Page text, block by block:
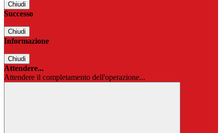
Chiudi
Successo
Chiudi
Informazione
Chiudi
Attendere...
Attendere il completamento dell'operazione...